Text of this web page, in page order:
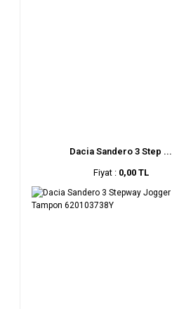
Dacia Sandero 3 Step ...
Fiyat : 0,00 TL